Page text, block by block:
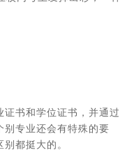
书和学位证书，并通过
别专业还会有特殊的要
都挺大的。